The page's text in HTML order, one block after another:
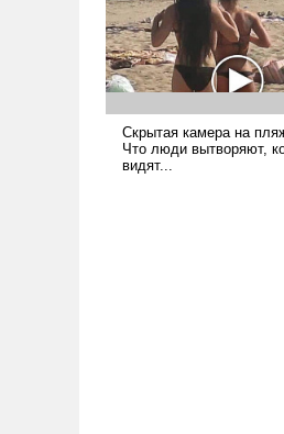
поднимет наши боевые
возможности.